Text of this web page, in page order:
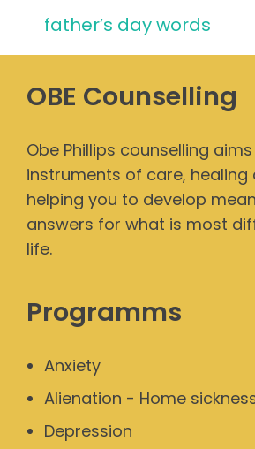
father’s day words
OBE Counselling
Obe Phillips counselling
instruments of care,
helping you to develop
answers for what is most
life.
Programms
Anxiety
Alienation - Home
Depression